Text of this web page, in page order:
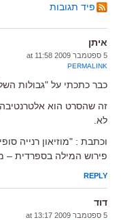
פיד תגובות
איתן
5 ספטמבר 2009 at 11:58
PERMALINK
כבר כתכתי על "גבולות
זה שהסרט הוא
לא.
פירוש המילה בספרדית –
REPLY
דוד
5 ספטמבר 2009 at 13:17